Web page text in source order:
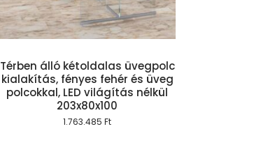
Térben álló kétoldalas üvegpolc
kialakítás, fényes fehér és üveg
polcokkal, LED világítás nélkül
203x80x100
1.763.485Ft